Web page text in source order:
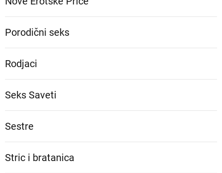
Porodični seks
Rodjaci
Seks Saveti
Sestre
Stric i bratanica